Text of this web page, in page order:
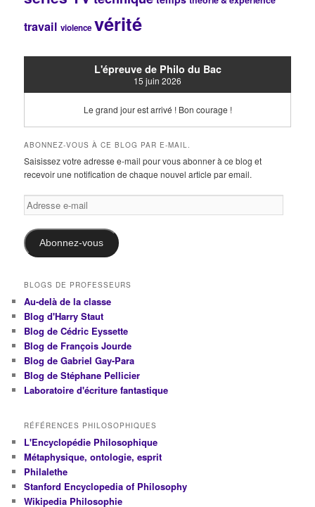
travail violence vérité
L'épreuve de Philo du Bac
15 juin 2026
Le grand jour est arrivé ! Bon courage !
ABONNEZ-VOUS À CE BLOG PAR E-MAIL.
Saisissez votre adresse e-mail pour vous abonner à ce blog et
recevoir une notification de chaque nouvel article par email.
Adresse
e-
mail
Abonnez-vous
BLOGS DE PROFESSEURS
Au-delà de la classe
Blog d'Harry Staut
Blog de Cédric Eyssette
Blog de François Jourde
Blog de Gabriel Gay-Para
Blog de Stéphane Pellicier
Laboratoire d'écriture fantastique
RÉFÉRENCES PHILOSOPHIQUES
L'Encyclopédie Philosophique
Métaphysique, ontologie, esprit
Philalethe
Stanford Encyclopedia of Philosophy
Wikipedia Philosophie